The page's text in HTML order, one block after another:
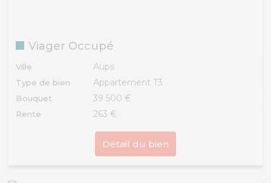
Viager Occupé
Ville Aups
Type de bien Appartement T3
Bouquet 39 500 €
Rente 263 €
Détail du bien